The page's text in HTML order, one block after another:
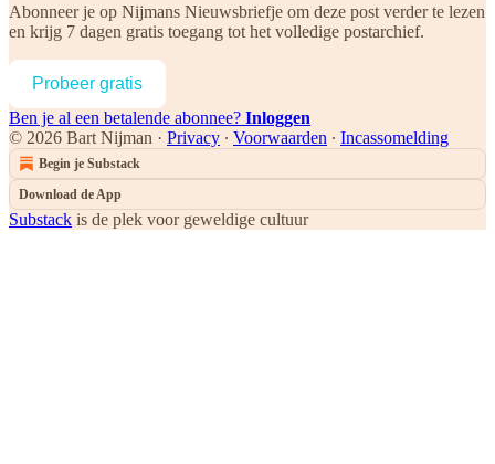
Abonneer je op Nijmans Nieuwsbriefje om deze post verder te lezen
en krijg 7 dagen gratis toegang tot het volledige postarchief.
Probeer gratis
Ben je al een betalende abonnee? Inloggen
© 2026 Bart Nijman · Privacy ∙ Voorwaarden ∙ Incassomelding
Begin je Substack
Download de App
Substack is de plek voor geweldige cultuur